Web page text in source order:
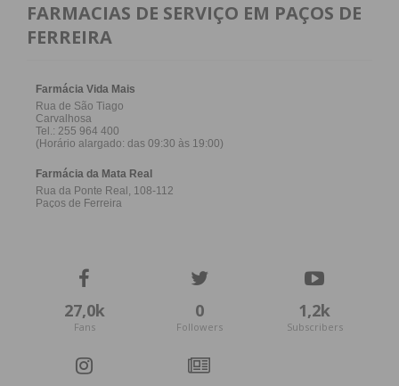
FARMACIAS DE SERVIÇO EM PAÇOS DE
FERREIRA
27,0k
Fans
0
Followers
1,2k
Subscribers